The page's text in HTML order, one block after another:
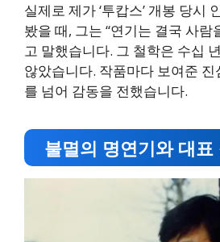
실제로 제가 ‘투캅스’ 개봉 당시
봤을 때, 그는 “연기는 결국 사람
고 말했습니다. 그 철학은 수십
않았습니다. 작품마다 보여준
를 넘어 감동을 전했습니다.
불멸의 명연기와 대표